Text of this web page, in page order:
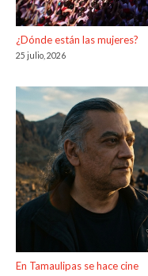
¿Dónde están las mujeres?
25 julio, 2026
En Tamaulipas se hace cine